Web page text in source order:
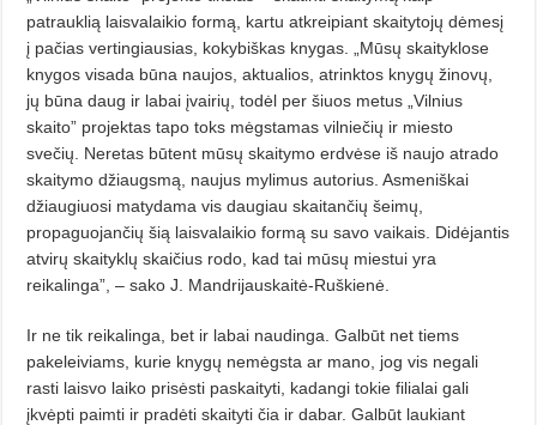
patrauklią laisvalaikio formą, kartu atkreipiant skaitytojų dėmesį
į pačias vertingiausias, kokybiškas knygas. „Mūsų skaityklose
knygos visada būna naujos, aktualios, atrinktos knygų žinovų,
jų būna daug ir labai įvairių, todėl per šiuos metus „Vilnius
skaito” projektas tapo toks mėgstamas vilniečių ir miesto
svečių. Neretas būtent mūsų skaitymo erdvėse iš naujo atrado
skaitymo džiaugsmą, naujus mylimus autorius. Asmeniškai
džiaugiuosi matydama vis daugiau skaitančių šeimų,
propaguojančių šią laisvalaikio formą su savo vaikais. Didėjantis
atvirų skaityklų skaičius rodo, kad tai mūsų miestui yra
reikalinga”, – sako J. Mandrijauskaitė-Ruškienė.
Ir ne tik reikalinga, bet ir labai naudinga. Galbūt net tiems
pakeleiviams, kurie knygų nemėgsta ar mano, jog vis negali
rasti laisvo laiko prisėsti paskaityti, kadangi tokie filialai gali
įkvėpti paimti ir pradėti skaityti čia ir dabar. Galbūt laukiant